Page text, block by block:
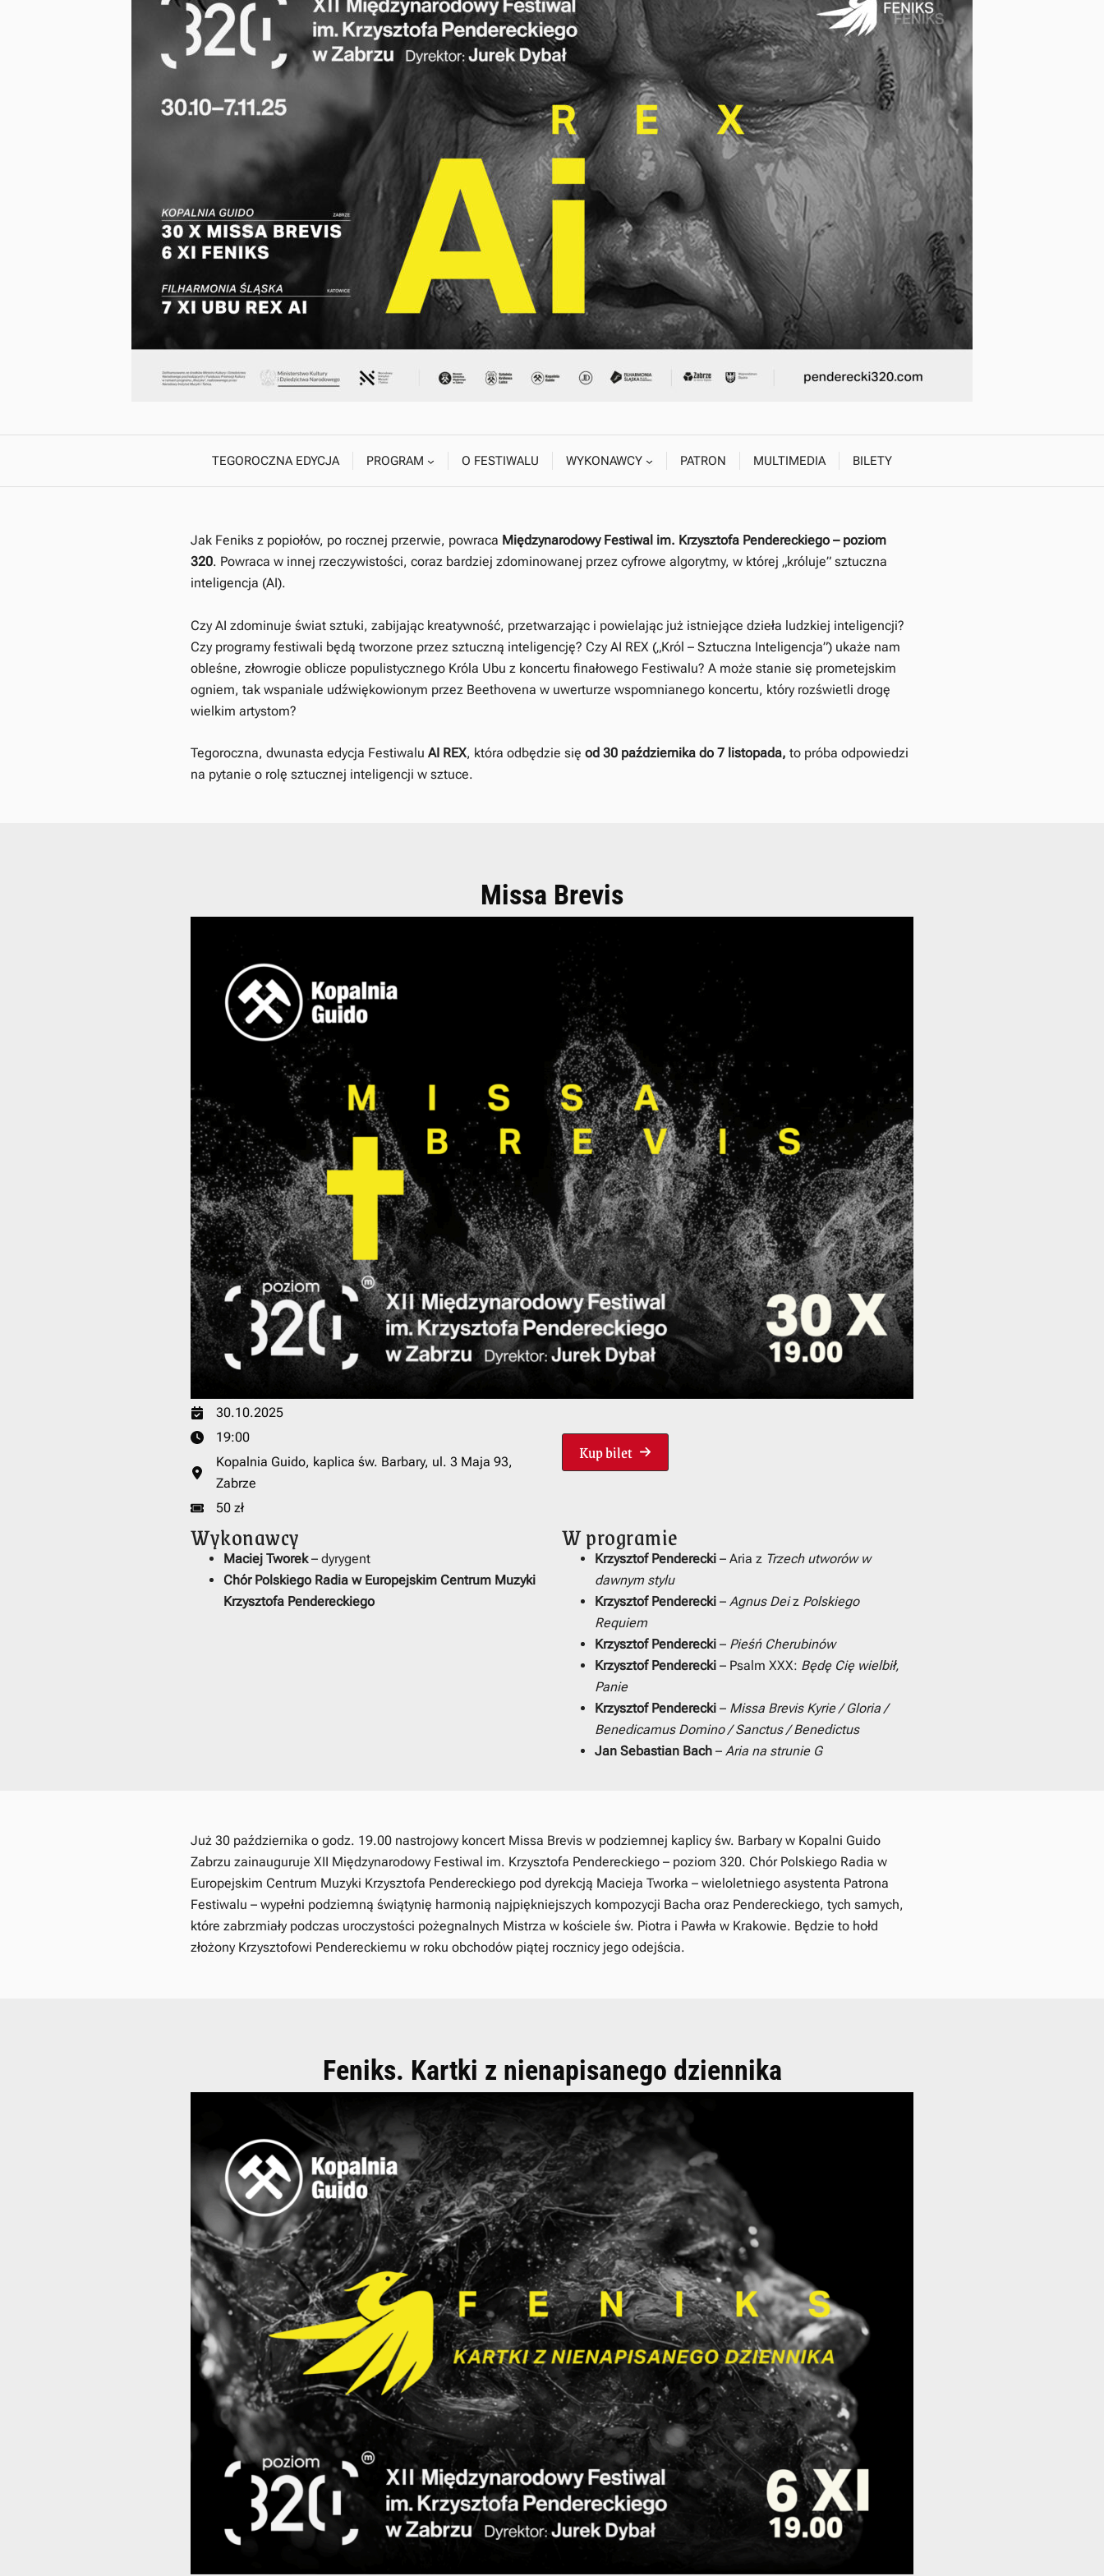
TEGOROCZNA EDYCJA PROGRAM O FESTIWALU WYKONAWCY PATRON MULTIMEDIA BILETY
Jak Feniks z popiołów, po rocznej przerwie, powraca Międzynarodowy Festiwal im. Krzysztofa Pendereckiego – poziom
320. Powraca w innej rzeczywistości, coraz bardziej zdominowanej przez cyfrowe algorytmy, w której „króluje” sztuczna
inteligencja (AI).
Czy AI zdominuje świat sztuki, zabijając kreatywność, przetwarzając i powielając już istniejące dzieła ludzkiej inteligencji?
Czy programy festiwali będą tworzone przez sztuczną inteligencję? Czy AI REX („Król – Sztuczna Inteligencja”) ukaże nam
obleśne, złowrogie oblicze populistycznego Króla Ubu z koncertu finałowego Festiwalu? A może stanie się prometejskim
ogniem, tak wspaniale udźwiękowionym przez Beethovena w uwerturze wspomnianego koncertu, który rozświetli drogę
wielkim artystom?
Tegoroczna, dwunasta edycja Festiwalu AI REX, która odbędzie się od 30 października do 7 listopada, to próba odpowiedzi
na pytanie o rolę sztucznej inteligencji w sztuce.
Missa Brevis
30.10.2025
19:00
Kopalnia Guido, kaplica św. Barbary, ul. 3 Maja 93,
Zabrze
50 zł
Kup bilet
Wykonawcy
Maciej Tworek– dyrygent
Chór Polskiego Radia w Europejskim Centrum Muzyki
Krzysztofa Pendereckiego
W programie
Krzysztof Penderecki – Aria z Trzech utworów w
dawnym stylu
Krzysztof Penderecki – Agnus Deiz Polskiego
Requiem
Krzysztof Penderecki – Pieśń Cherubinów
Krzysztof Penderecki – Psalm XXX: Będę Cię wielbił,
Panie
Krzysztof Penderecki – Missa Brevis Kyrie / Gloria /
Benedicamus Domino / Sanctus / Benedictus
Jan Sebastian Bach – Aria na strunie G
Już 30 października o godz. 19.00 nastrojowy koncert Missa Brevis w podziemnej kaplicy św. Barbary w Kopalni Guido
Zabrzu zainauguruje XII Międzynarodowy Festiwal im. Krzysztofa Pendereckiego – poziom 320. Chór Polskiego Radia w
Europejskim Centrum Muzyki Krzysztofa Pendereckiego pod dyrekcją Macieja Tworka – wieloletniego asystenta Patrona
Festiwalu – wypełni podziemną świątynię harmonią najpiękniejszych kompozycji Bacha oraz Pendereckiego, tych samych,
które zabrzmiały podczas uroczystości pożegnalnych Mistrza w kościele św. Piotra i Pawła w Krakowie. Będzie to hołd
złożony Krzysztofowi Pendereckiemu w roku obchodów piątej rocznicy jego odejścia.
Feniks. Kartki z nienapisanego dziennika